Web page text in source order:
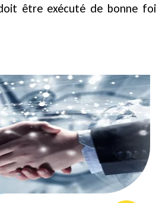
être exécuté de bonne foi